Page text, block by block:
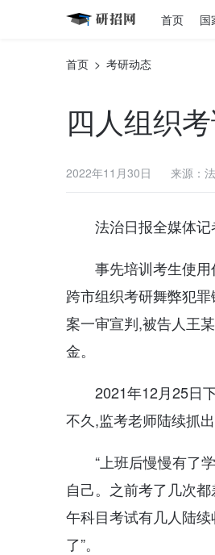
首页 国
首页 > 考研动态
四人组织
2022年11月30日 来源：
法治日报全媒体
事先培训考生使
跨市组织考研舞弊犯
案一审宣判,被告人王
金。
2021年12月25日
不久,监考老师陆续抓
“上班后慢慢有了
自己。之前考了几次
午科目考试有几人陆
了”。